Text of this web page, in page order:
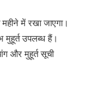
में रखा जाएगा।
मुहूर्त उपलब्ध हैं।
और मुहूर्त सूची